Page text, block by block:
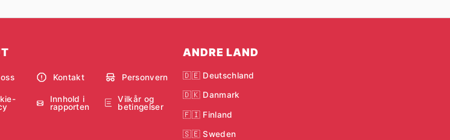
Kontakt Personvern
Innhold i
rapporten
Vilkår og
betingelser
ANDRE LAND
🇩🇪 Deutschland
🇩🇰 Danmark
🇫🇮 Finland
🇸🇪 Sweden